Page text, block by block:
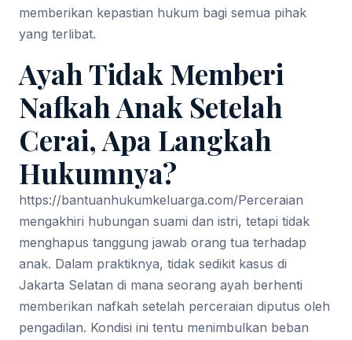
memberikan kepastian hukum bagi semua pihak
yang terlibat.
Ayah Tidak Memberi
Nafkah Anak Setelah
Cerai, Apa Langkah
Hukumnya?
https://bantuanhukumkeluarga.com/Perceraian
mengakhiri hubungan suami dan istri, tetapi tidak
menghapus tanggung jawab orang tua terhadap
anak. Dalam praktiknya, tidak sedikit kasus di
Jakarta Selatan di mana seorang ayah berhenti
memberikan nafkah setelah perceraian diputus oleh
pengadilan. Kondisi ini tentu menimbulkan beban